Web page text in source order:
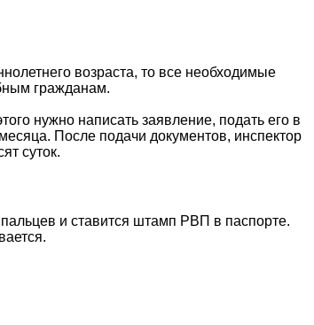
возраста, то все необходимые
гражданам.
нужно написать заявление, подать его в
После подачи документов, инспектор
суток.
и ставится штамп РВП в паспорте.